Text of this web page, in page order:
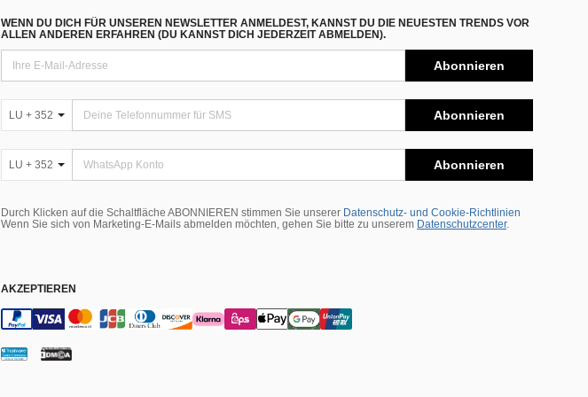
WENN DU DICH FÜR UNSEREN NEWSLETTER ANMELDEST, KANNST DU DIE NEUESTEN TRENDS VOR
ALLEN ANDEREN ERFAHREN (DU KANNST DICH JEDERZEIT ABMELDEN).
Abonnieren
LU + 352 Abonnieren
LU + 352 Abonnieren
Durch Klicken auf die Schaltfläche ABONNIEREN stimmen Sie unserer Datenschutz- und Cookie-Richtlinien
Wenn Sie sich von Marketing-E-Mails abmelden möchten, gehen Sie bitte zu unserem Datenschutzcenter.
AKZEPTIEREN